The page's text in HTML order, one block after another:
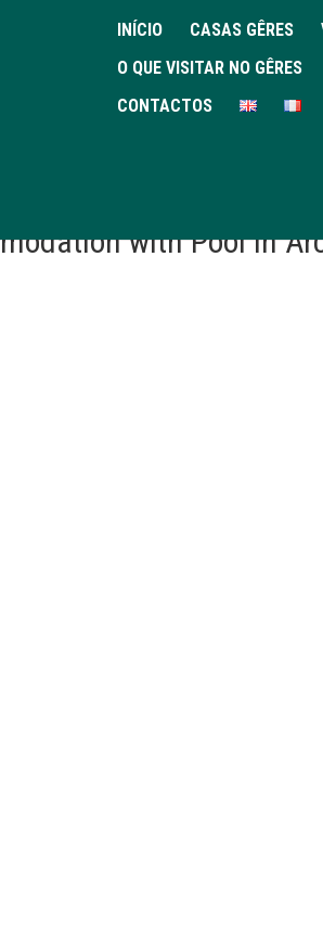
INÍCIO CASAS GÊRES
O QUE VISITAR NO GÊRES
CONTACTOS
with Pool in